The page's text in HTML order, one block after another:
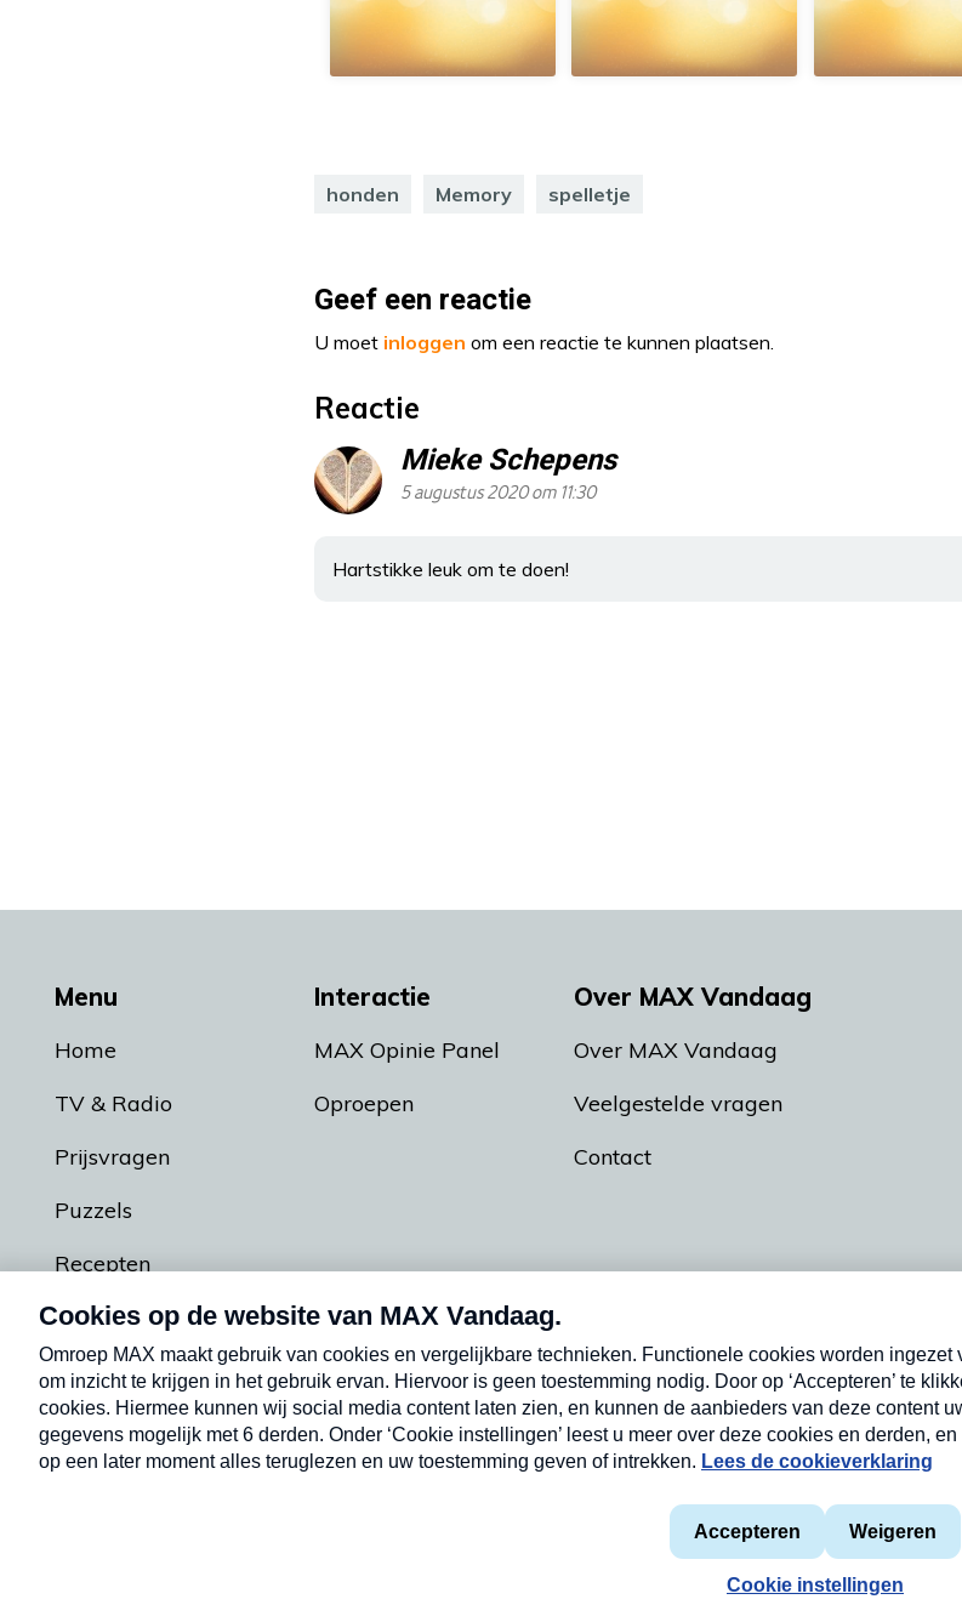
honden Memory spelletje
Geef een reactie
U moet inloggen om een reactie te kunnen plaatsen.
Reactie
Mieke Schepens
5 augustus 2020 om 11:30
Hartstikke leuk om te doen!
Menu
Home
TV & Radio
Prijsvragen
Puzzels
Recepten
Podcasts
Interactie
MAX Opinie Panel
Oproepen
Over MAX Vandaag
Over MAX Vandaag
Veelgestelde vragen
Contact
Privacyverklaring
Cookieverklaring